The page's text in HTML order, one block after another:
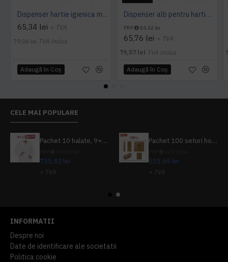
Dispenser hartie igienica mini Jumbo Tork alb
65,34 lei + TVA
79,06 lei TVA inclus
Adaugă în Coş
Dispenser alb pentru hartie igienica pliata, bulk, Tork
PRP 84,62 lei
65,76 lei + TVA
79,57 lei TVA inclus
Adaugă în Coş
CELE MAI POPULARE
Pachet 10 halate, 9+1 gratuit
755,82 lei
+ TVA
Pachet 100 seturi hoteliere, set dentar, set barbierit, casca de dus, pila unghii, set cusut
533,69 lei
+ TVA
INFORMATII
Despre noi
Date de identificare ale societatii
Politica cookie